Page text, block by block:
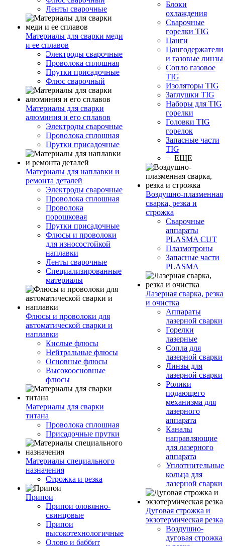
Ленты сварочные
Материалы для сварки меди
и ее сплавов
Электроды сварочные
Проволока сплошная
Прутки присадочные
Флюс сварочный
Материалы для сварки
алюминия и его сплавов
Электроды сварочные
Проволока сплошная
Прутки присадочные
Материалы для наплавки и
ремонта деталей
Электроды сварочные
Проволока сплошная
Проволока
порошковая
Прутки присадочные
Флюсы и проволоки
для износостойкой
наплавки
Ленты сварочные
Специализированные
материалы
Флюсы и проволоки для
автоматической сварки и
наплавки
Кислые флюсы
Нейтральные флюсы
Основные флюсы
Высокоосновные
флюсы
Материалы для сварки
титана
Проволока сплошная
Присадочные прутки
Материалы специального
назначения
Строжка и резка
Припои
Припои оловянно-
свинцовые
Припои
высокотехнологичные
Олово и баббит
Блоки
охлаждения
Сварочные
горелки TIG
Цанги
Цангодержатели
и газовые линзы
Сопло газовое
TIG
Изоляторы TIG
Заглушки TIG
Наборы для TIG
горелки
Головки TIG
горелок
Запасные части
TIG
+ ЕЩЕ
Воздушно-плазменная
сварка, резка и
строжка
Сварочные
аппараты
PLASMA CUT
Плазмотроны
Запасные части
PLASMA
Лазерная сварка, резка
и очистка
Аппараты
лазерной сварки
Горелки
лазерные
Сопла для
лазерной сварки
Линзы для
лазерной сварки
Ролики
подающего
механизма для
лазерного
аппарата
Каналы
направляющие
для лазерного
аппарата
Уплотнительные
кольца для
лазерной сварки
Дуговая строжка и
экзотермическая резка
Воздушно-
дуговая строжка